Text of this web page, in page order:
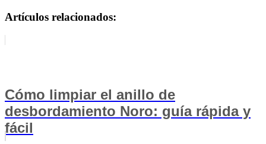
Artículos relacionados:
Cómo limpiar el anillo de
desbordamiento Noro: guía rápida y
fácil